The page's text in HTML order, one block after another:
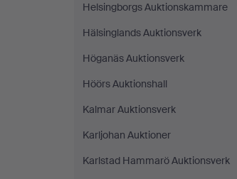
Helsingborgs Auktionskammare
Hälsinglands Auktionsverk
Höganäs Auktionsverk
Höörs Auktionshall
Kalmar Auktionsverk
Karljohan Auktioner
Karlstad Hammarö Auktionsverk